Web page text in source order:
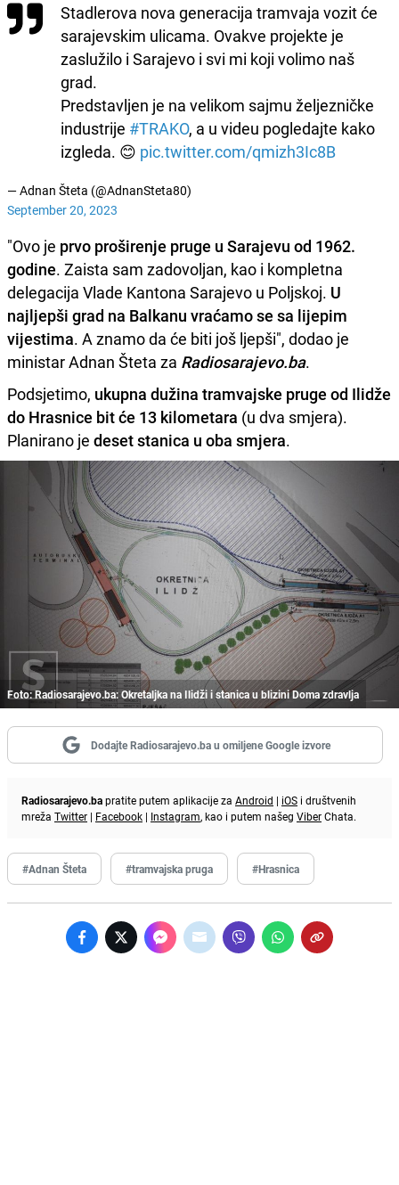
Stadlerova nova generacija tramvaja vozit će
sarajevskim ulicama. Ovakve projekte je
zaslužilo i Sarajevo i svi mi koji volimo naš
grad.
Predstavljen je na velikom sajmu željezničke
industrije #TRAKO, a u videu pogledajte kako
izgleda. 😊 pic.twitter.com/qmizh3Ic8B
— Adnan Šteta (@AdnanSteta80)
September 20, 2023
"Ovo je prvo proširenje pruge u Sarajevu od 1962.
godine. Zaista sam zadovoljan, kao i kompletna
delegacija Vlade Kantona Sarajevo u Poljskoj. U
najljepši grad na Balkanu vraćamo se sa lijepim
vijestima. A znamo da će biti još ljepši", dodao je
ministar Adnan Šteta za Radiosarajevo.ba.
Podsjetimo, ukupna dužina tramvajske pruge od Ilidže
do Hrasnice bit će 13 kilometara (u dva smjera).
Planirano je deset stanica u oba smjera.
Foto: Radiosarajevo.ba: Okretaljka na Ilidži i stanica u blizini Doma zdravlja
Dodajte Radiosarajevo.ba u omiljene Google izvore
Radiosarajevo.bapratite putem aplikacije za Android | iOS i društvenih
mreža Twitter | Facebook | Instagram, kao i putem našeg ViberChata.
#Adnan Šteta #tramvajska pruga #Hrasnica